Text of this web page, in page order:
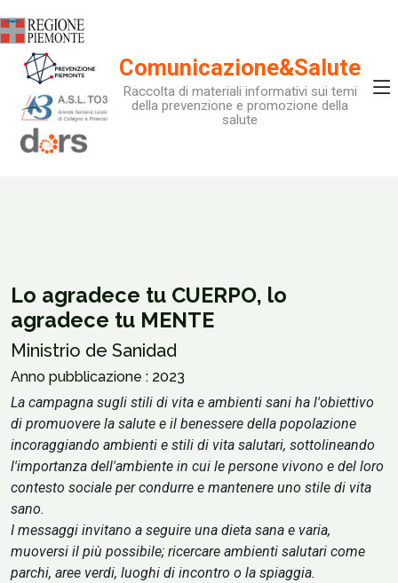
Comunicazione&Salute
Raccolta di materiali informativi sui temi
della prevenzione e promozione della
salute
Lo agradece tu CUERPO, lo
agradece tu MENTE
Ministrio de Sanidad
Anno pubblicazione : 2023
La campagna sugli stili di vita e ambienti sani ha l'obiettivo
di promuovere la salute e il benessere della popolazione
incoraggiando ambienti e stili di vita salutari, sottolineando
l'importanza dell'ambiente in cui le persone vivono e del loro
contesto sociale per condurre e mantenere uno stile di vita
sano.
I messaggi invitano a seguire una dieta sana e varia,
muoversi il ​​più possibile; ricercare ambienti salutari come
parchi, aree verdi, luoghi di incontro o la spiaggia.